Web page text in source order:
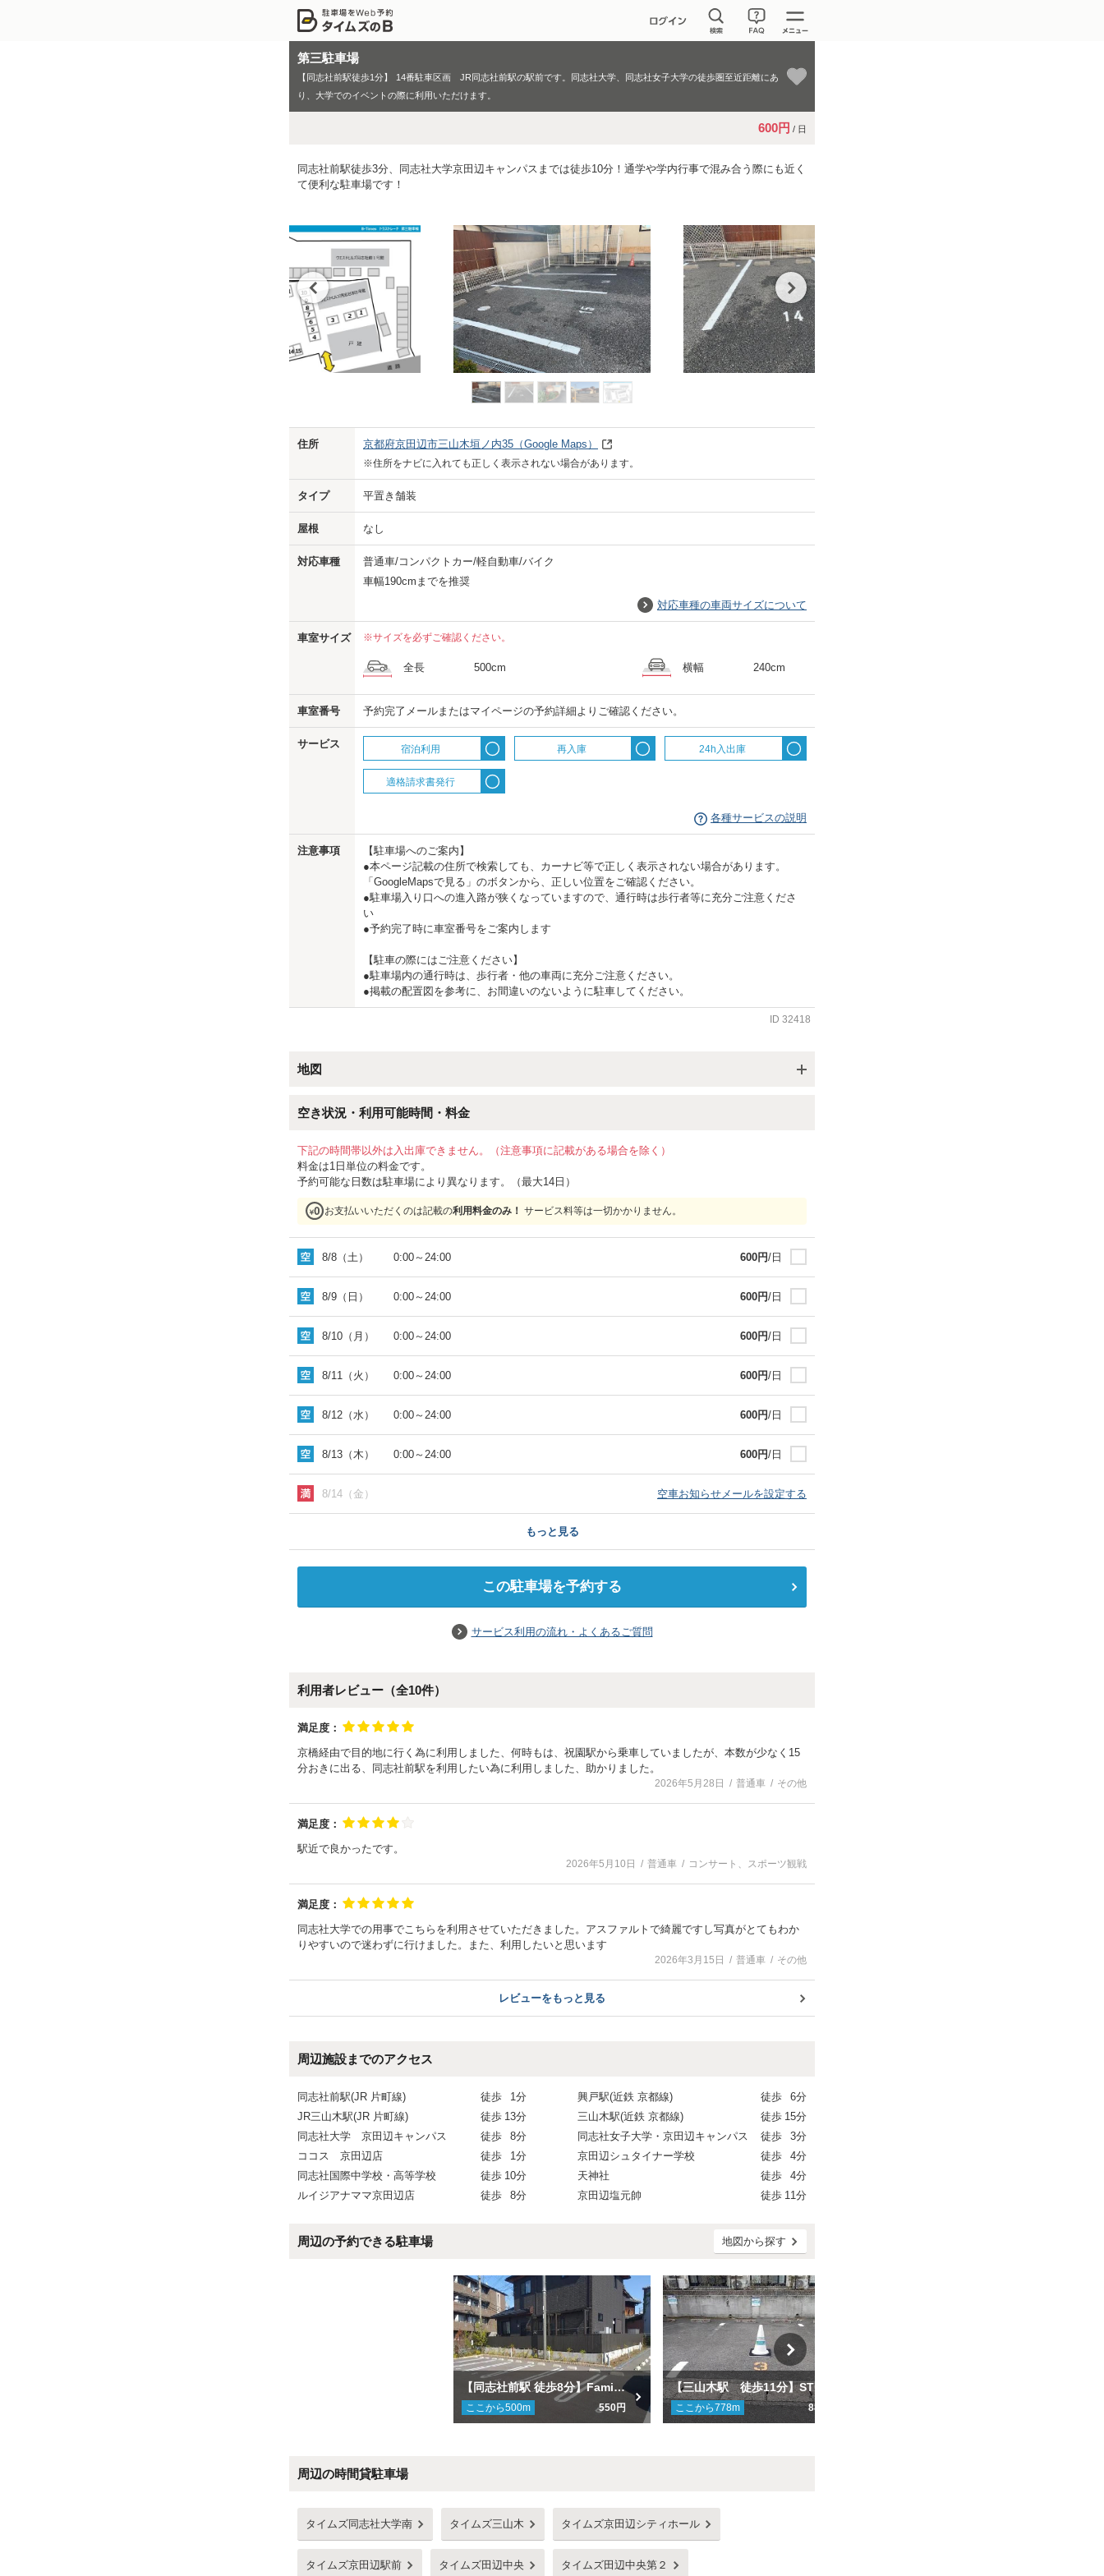
第三駐車場
【同志社前駅徒歩1分】
14番駐車区画 JR同志社前駅の駅前です。同志社大学、同志社女子大学の徒歩圏至近距離にあ
り、大学でのイベントの際に利用いただけます。
600円 / 日
同志社前駅徒歩3分、同志社大学京田辺キャンパスまでは徒歩10分！通学や学内行事で混み合う際にも近く
て便利な駐車場です！
Previo
住所 京都府京田辺市三山木垣ノ内35 （Google Maps）
※住所をナビに入れても正しく表示されない場合があります。
タイプ 平置き舗装
屋根 なし
対応車種
普通車/コンパクトカー/軽自動車/バイク
車幅190cmまでを推奨
対応車種の車両サイズについて
車室サイズ ※サイズを必ずご確認ください。
全長 500cm 横幅 240cm
車室番号 予約完了メールまたはマイページの予約詳細よりご確認ください。
サービス 宿泊利用 再入庫 24h入出庫
適格請求書発行
各種サービスの説明
注意事項
【駐車場へのご案内】
●本ページ記載の住所で検索しても、カーナビ等で正しく表示されない場合があります。
「GoogleMapsで見る」のボタンから、正しい位置をご確認ください。
●駐車場入り口への進入路が狭くなっていますので、通行時は歩行者等に充分ご注意くださ
い
●予約完了時に車室番号をご案内します
【駐車の際にはご注意ください】
●駐車場内の通行時は、歩行者・他の車両に充分ご注意ください。
●掲載の配置図を参考に、お間違いのないように駐車してください。
ID 32418
地図
空き状況・利用可能時間・料金
下記の時間帯以外は入出庫できません。（注意事項に記載がある場合を除く）
料金は1日単位の料金です。
予約可能な日数は駐車場により異なります。（最大14日）
お支払いいただくのは記載の利用料金のみ！ サービス料等は一切かかりません。
8/8（土） 0:00～ 24:00 600円/日
8/9（日） 0:00～ 24:00 600円/日
8/10（月） 0:00～ 24:00 600円/日
8/11（火） 0:00～ 24:00 600円/日
8/12（水） 0:00～ 24:00 600円/日
8/13（木） 0:00～ 24:00 600円/日
8/14（金） 空車お知らせメールを設定する
もっと見る
この駐車場を予約する
サービス利用の流れ・よくあるご質問
利用者レビュー（全10件）
満足度：
京橋経由で目的地に行く為に利用しました、何時もは、祝園駅から乗車していましたが、本数が少なく15
分おきに出る、同志社前駅を利用したい為に利用しました、助かりました。
2026年5月28日 普通車 その他
満足度：
駅近で良かったです。
2026年5月10日 普通車 コンサート、スポーツ観戦
満足度：
同志社大学での用事でこちらを利用させていただきました。アスファルトで綺麗ですし写真がとてもわか
りやすいので迷わずに行けました。また、利用したいと思います
2026年3月15日 普通車 その他
レビューをもっと見る
周辺施設までのアクセス
同志社前駅(JR 片町線) 徒歩 1分 興戸駅(近鉄 京都線) 徒歩
6分
JR三山木駅(JR 片町線)
徒歩 13分 三山木駅(近鉄 京都線) 徒歩 15分
同志社大学 京田辺キャンパス
徒歩 8分 同志社女子大学・京田辺キャンパス 徒歩
3分
ココス 京田辺店
徒歩 1分 京田辺シュタイナー学校 徒歩
4分
同志社国際中学校・高等学校
徒歩 10分 天神社 徒歩
4分
ルイジアナママ京田辺店
徒歩 8分 京田辺塩元帥 徒歩 11分
周辺の予約できる駐車場 地図から探す
【同志社前駅 徒歩8分】Famill Nakamura駐車場
ここから500m 550円 ここから778m 880円
周辺の時間貸駐車場
タイムズ同志社大学南 タイムズ三山木 タイムズ京田辺シティホール
タイムズ京田辺駅前 タイムズ田辺中央 タイムズ田辺中央第２